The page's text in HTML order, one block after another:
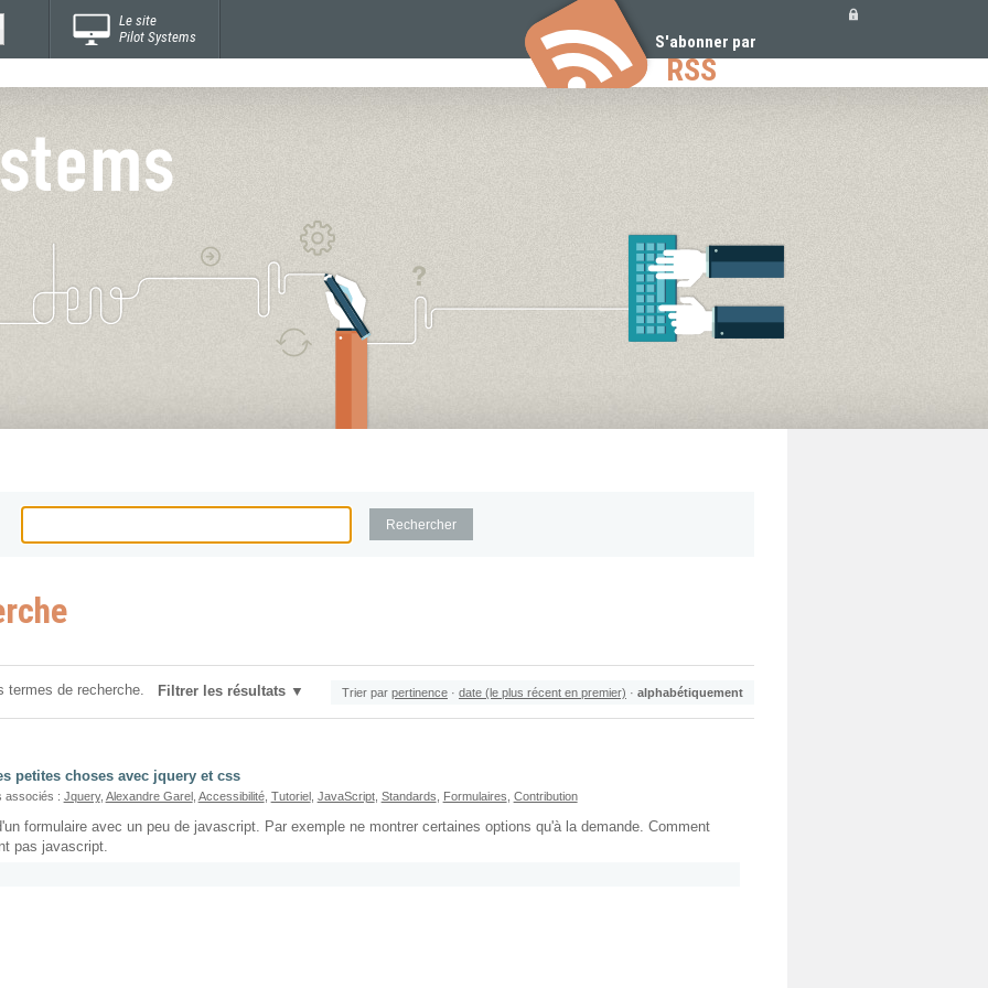
Le site
Pilot Systems
S'abonner par
RSS
termes de recherche. Filtrer les résultats Trier par pertinence · date (le plus récent en premier) · alphabétiquement
petites choses avec jquery et css
: Jquery, Alexandre Garel, Accessibilité, Tutoriel, JavaScript, Standards Formulaires Contribution
formulaire avec un peu de javascript. Par exemple ne montrer certaines options qu'à la demande. Comment
pas javascript.